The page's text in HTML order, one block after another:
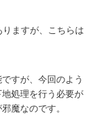
ますが、こちらは
すが、今回のよう
処理を行う必要が
魔なのです。